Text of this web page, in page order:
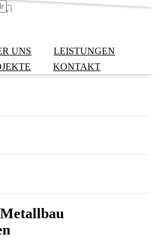
UNS
LEISTUNGEN
KONTAKT